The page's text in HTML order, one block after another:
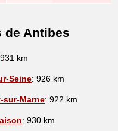
de Antibes
km
Seine: 926 km
sur-Marne: 922 km
: 930 km